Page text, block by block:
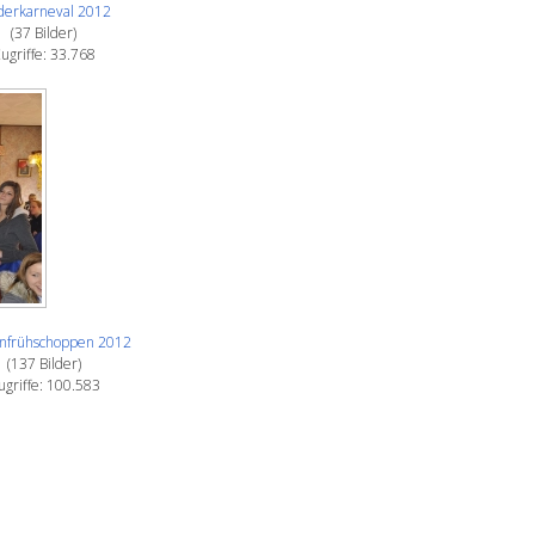
2012
(37 Bilder)
33.768
2012
(137 Bilder)
100.583